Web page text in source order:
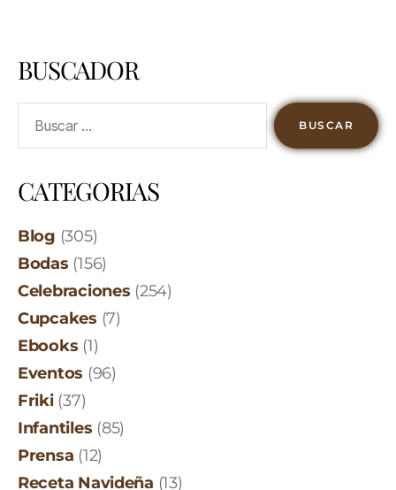
BUSCADOR
CATEGORIAS
Blog (305)
Bodas (156)
Celebraciones (254)
Cupcakes (7)
Ebooks (1)
Eventos (96)
Friki(37)
Infantiles (85)
Prensa (12)
Receta Navideña (13)